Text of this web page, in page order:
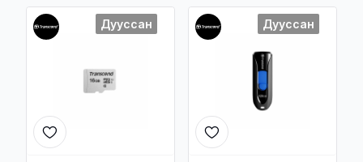
TS8TSJ35T3 /
Зөөврийн Хард /Дууссан Дууссан